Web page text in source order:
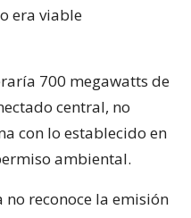
era viable
700 megawatts de
central, no
con lo establecido en
ambiental.
no reconoce la emisión